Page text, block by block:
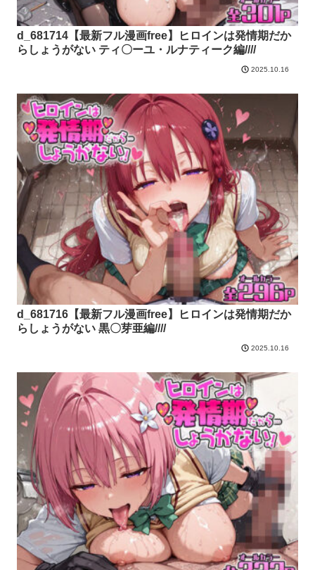
d_681714【最新フル漫画free】ヒロインは発情期だか
らしょうがない ティ〇ーユ・ルナティーク編////
2025.10.16
d_681716【最新フル漫画free】ヒロインは発情期だか
らしょうがない 黒〇芽亜編////
2025.10.16